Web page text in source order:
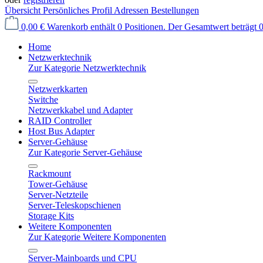
Übersicht Persönliches Profil Adressen Bestellungen
0,00 € Warenkorb enthält 0 Positionen. Der Gesamtwert beträgt
Home
Netzwerktechnik
Zur Kategorie Netzwerktechnik
Netzwerkkarten
Switche
Netzwerkkabel und Adapter
RAID Controller
Host Bus Adapter
Server-Gehäuse
Zur Kategorie Server-Gehäuse
Rackmount
Tower-Gehäuse
Server-Netzteile
Server-Teleskopschienen
Storage Kits
Weitere Komponenten
Zur Kategorie Weitere Komponenten
Server-Mainboards und CPU